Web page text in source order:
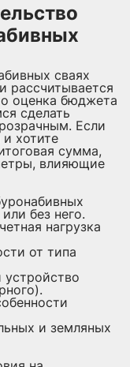
сваях
рассчитывается
оценка бюджета
сделать
Если
хотите
сумма,
влияющие
без него.
нагрузка
от типа
и земляных